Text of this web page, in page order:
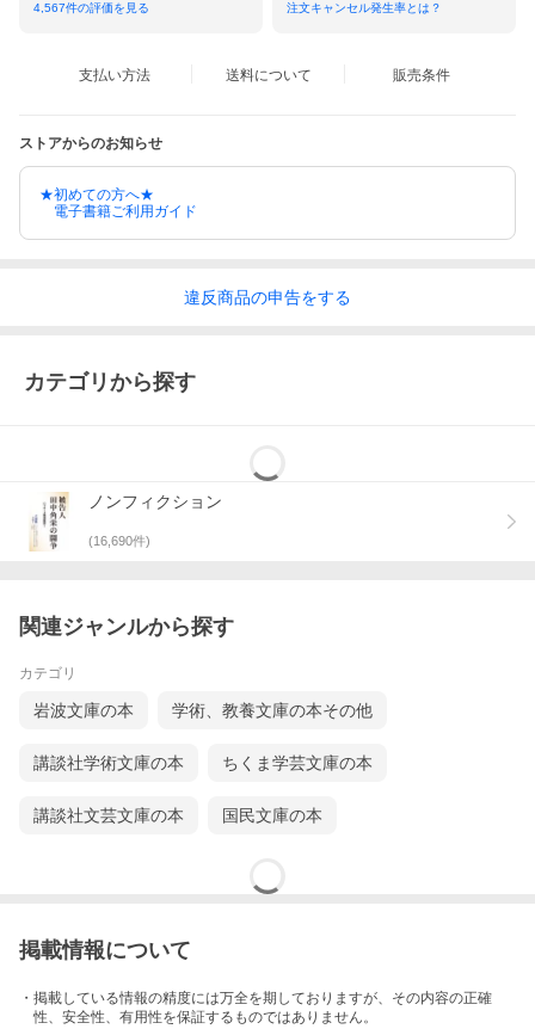
4,567件の評価を見る 注文キャンセル発生率とは？
支払い方法 送料について 販売条件
ストアからのお知らせ
★初めての方へ★
電子書籍ご利用ガイド
違反商品の申告をする
カテゴリから探す
ノンフィクション
(16,690件)
関連ジャンルから探す
カテゴリ
岩波文庫の本 学術、教養文庫の本その他
講談社学術文庫の本 ちくま学芸文庫の本
講談社文芸文庫の本 国民文庫の本
掲載情報について
・掲載している情報の精度には万全を期しておりますが、その内容の正確
性、安全性、有用性を保証するものではありません。